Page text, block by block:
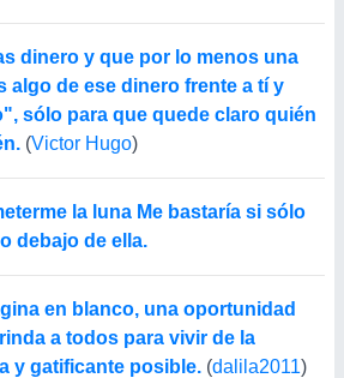
dinero y que por lo menos una
algo de ese dinero frente a tí y
sólo para que quede claro quién
(Victor Hugo)
la luna Me bastaría si sólo
debajo de ella.
en blanco, una oportunidad
a todos para vivir de la
y gatificante posible. (dalila2011)